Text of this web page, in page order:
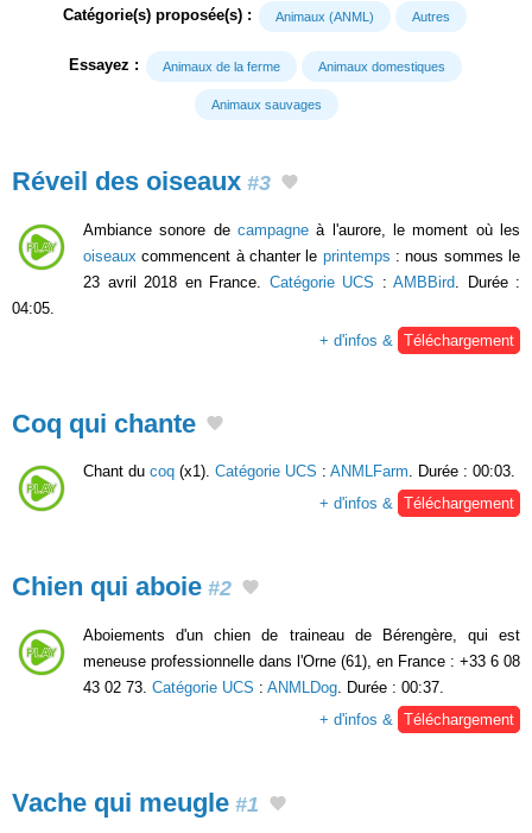
Catégorie(s) proposée(s) : Animaux (ANML) Autres
Essayez : Animaux de la ferme Animaux domestiques
Animaux sauvages
Réveil des oiseaux #3
Ambiance sonore de campagne à l'aurore, le moment où les
oiseaux commencent à chanter le printemps : nous sommes le
23 avril 2018 en France. Catégorie UCS : AMBBird . Durée :
04:05.
+ d'infos &
Téléchargement
Coq qui chante
Chant du coq (x1). Catégorie UCS : ANMLFarm. Durée : 00:03.
+ d'infos & Téléchargement
Chien qui aboie #2
Aboiements d'un chien de traineau de Bérengère, qui est
meneuse professionnelle dans l'Orne (61), en France : +33 6 08
43 02 73. Catégorie UCS : ANMLDog . Durée : 00:37.
+ d'infos &
Téléchargement
Vache qui meugle #1